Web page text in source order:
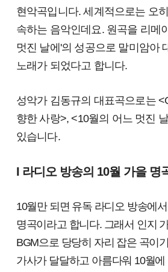
현악곡입니다.세계적으로는 오
속하는 음악인데요. 원곡을 리메
멋진 날에'의 성공으로 말미암아
노래가 되었다고 합니다.
성악가 김동규의 대표곡으로는
향한 사랑>, <10월의 어느 멋진
있습니다.
I 라디오 방송의 10월 가을 명
10월만 되면 유독 라디오 방송에
명곡이라고 합니다. 그래서 인지
BGM으로 당당히 자리 잡은 곡이
가사가 달달하고 아름다워 10월에